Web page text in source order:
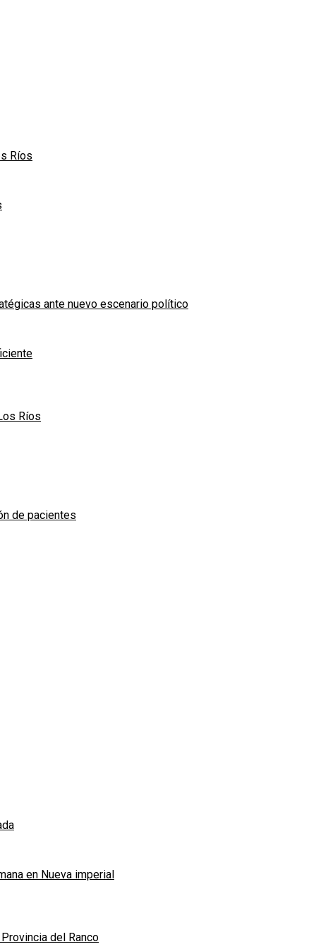
Ríos
ante nuevo escenario político
Ríos
de pacientes
en Nueva imperial
del Ranco